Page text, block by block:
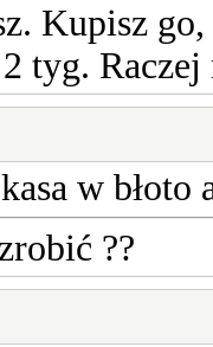
Kupisz
tyg.
w błoto
??